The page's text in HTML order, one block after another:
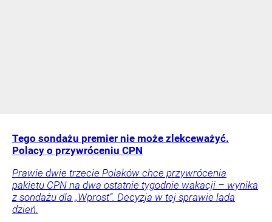
Tego sondażu premier nie może zlekceważyć.
Polacy o przywróceniu CPN
Prawie dwie trzecie Polaków chce przywrócenia
pakietu CPN na dwa ostatnie tygodnie wakacji – wynika
z sondażu dla „Wprost”. Decyzja w tej sprawie lada
dzień.